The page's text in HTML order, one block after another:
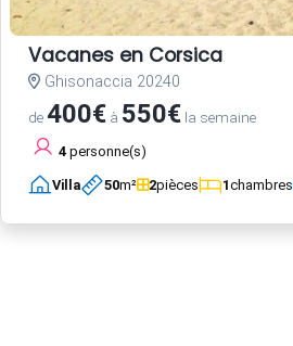
Vacanes en Corsica
Ghisonaccia 20240
de400€ à 550€ la semaine
4 personne(s)
Villa 50m² 2pièces 1chambres